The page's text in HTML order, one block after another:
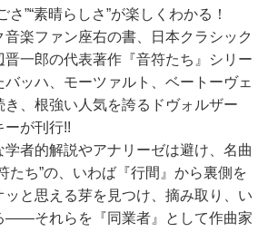
さ”“素晴らしさ”が楽しくわかる！
楽ファン座右の書、日本クラシック
一郎の代表著作『音符たち』シリー
バッハ、モーツァルト、ベートーヴェ
き、根強い人気を誇るドヴォルザー
ーが刊行!!
学者的解説やアナリーゼは避け、名曲
たち”の、いわば『行間』から裏側を
と思える芽を見つけ、摘み取り、い
――それらを『同業者』として作曲家